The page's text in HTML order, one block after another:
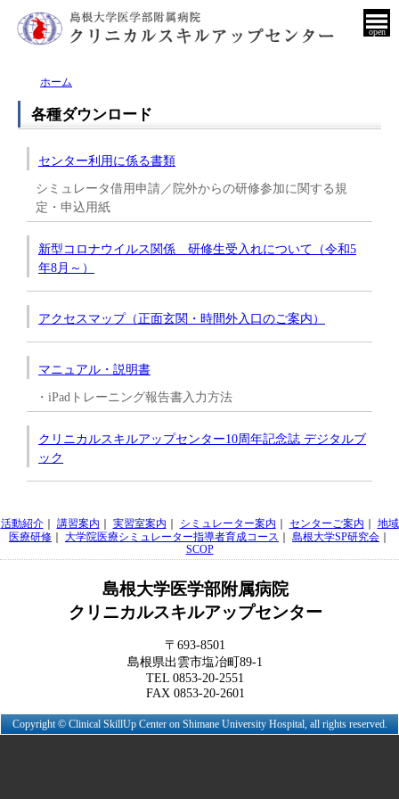
open
ホーム
各種ダウンロード
センター利用に係る書類
シミュレータ借用申請／院外からの研修参加に関する規
定・申込用紙
新型コロナウイルス関係 研修生受入れについて（令和5
年8月～）
アクセスマップ（正面玄関・時間外入口のご案内）
マニュアル・説明書
・iPadトレーニング報告書入力方法
クリニカルスキルアップセンター10周年記念誌 デジタルブ
ック
活動紹介｜ 講習案内 実習室案内 シミュレーター案内 センターご案内
地域
医療研修
大学院医療シミュレーター指導者育成コース 島根大学SP研究会
SCOP
島根大学医学部附属病院
クリニカルスキルアップセンター
〒693-8501
島根県出雲市塩冶町89-1
TEL 0853-20-2551
FAX 0853-20-2601
Copyright © Clinical SkillUp Center on Shimane University Hospital, all rights reserved.